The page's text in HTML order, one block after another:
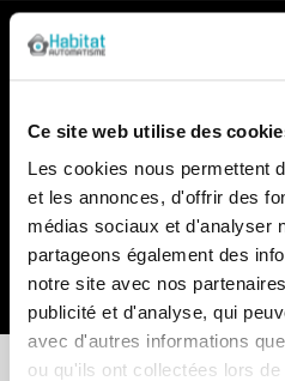
Ce site web utilise des
Les cookies nous permettent
et les annonces, d'offrir des
médias sociaux et d'analyser
partageons également des
notre site avec nos
publicité et d'analyse, qui
avec d'autres informations
ou qu'ils ont collectées lors
Notre newsletter
à
notre
lettre